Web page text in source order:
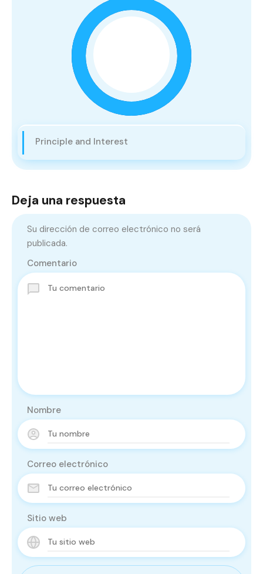
Principle and Interest
Deja una respuesta
Su dirección de correo electrónico no será
publicada.
Comentario
Nombre
Correo electrónico
Sitio web